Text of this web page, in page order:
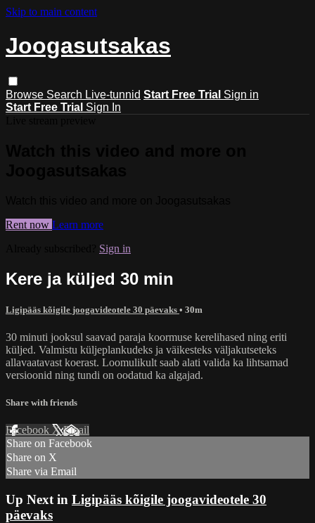
Skip to main content
Joogasutsakas
Browse Search Live-tunnid Start Free Trial Sign in
Start Free Trial Sign In
Rent now Learn more
Sign in
Kere ja küljed 30 min
Ligipääs kõigile joogavideotele 30 päevaks • 30m
30 minuti jooksul saavad paraja koormuse kerelihased ning eriti
küljed. Valmistu küljeplankudeks ja väikesteks väljakutseteks
allavaatavast koerast. Loomulikult saab alati valida ka lihtsamad
versioonid ning tundi on oodatud ka algajad.
Share with friends
Facebook XEmail
Share on Facebook
Share on X
Share via Email
Up Next in Ligipääs kõigile joogavideotele 30
päevaks